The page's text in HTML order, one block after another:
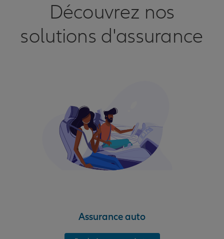
Découvrez nos
solutions d'assurance
Assurance auto